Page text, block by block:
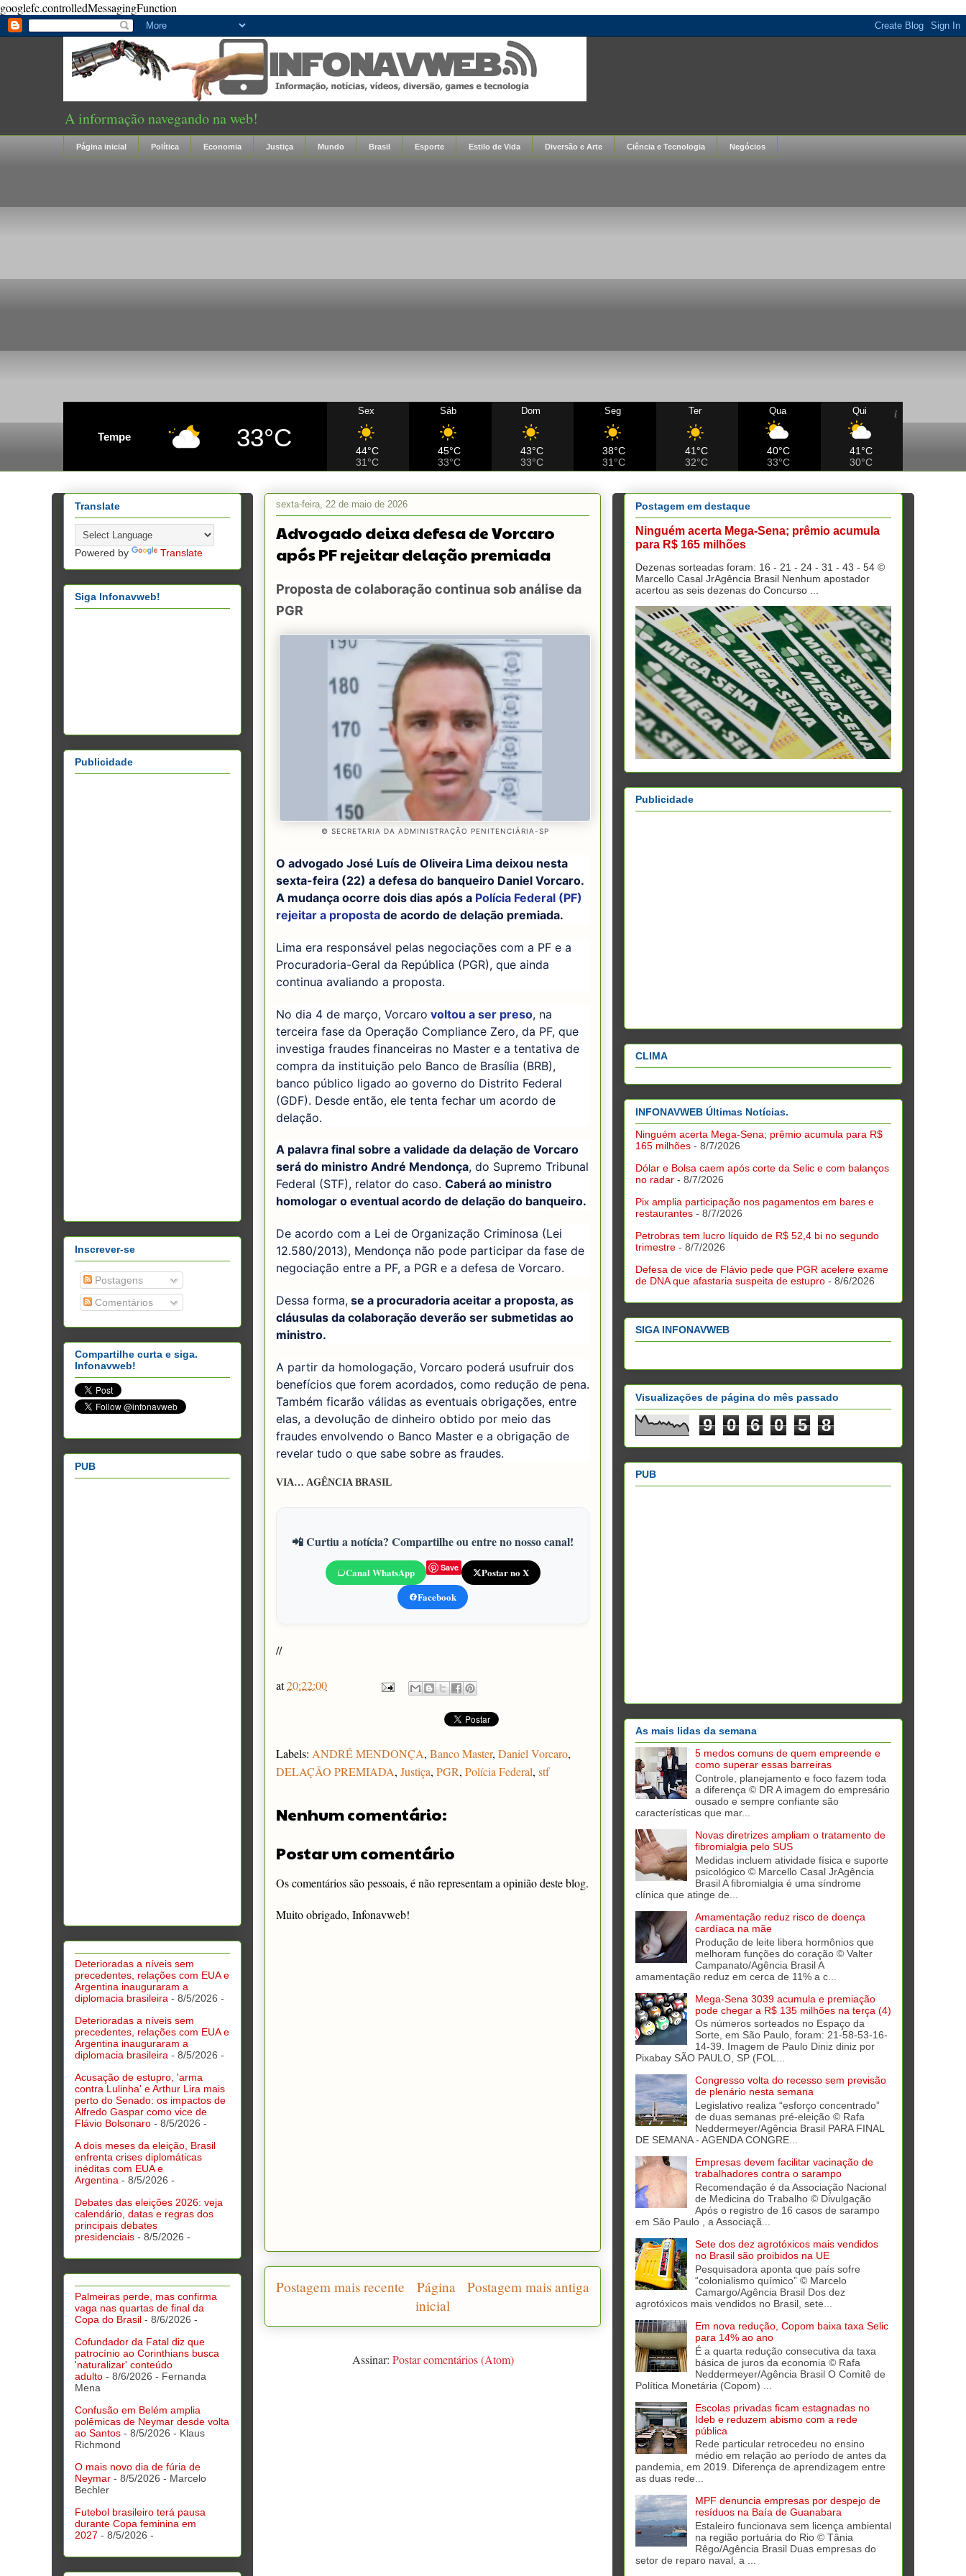
googlefc.controlledMessagingFunction
A informação navegando na web!
Página inicial Política Economia Justiça Mundo Brasil Esporte Estilo de Vida Diversão e Arte Ciência e Tecnologia Negócios
Tempe 33°C
Sex
44°C
31°C
Sáb
45°C
33°C
Dom
43°C
33°C
Seg
38°C
31°C
Ter
41°C
32°C
Qua
40°C
33°C
Qui
41°C
30°C
sexta-feira, 22 de maio de 2026
Advogado deixa defesa de Vorcaro
após PF rejeitar delação premiada
Proposta de colaboração continua sob análise da
PGR
© SECRETARIA DA ADMINISTRAÇÃO PENITENCIÁRIA-SP
O advogado José Luís de Oliveira Lima deixou nesta
sexta-feira (22) a defesa do banqueiro Daniel Vorcaro.
A mudança ocorre dois dias após a Polícia Federal (PF)
rejeitar a proposta de acordo de delação premiada.
Lima era responsável pelas negociações com a PF e a
Procuradoria-Geral da República (PGR), que ainda
continua avaliando a proposta.
No dia 4 de março, Vorcaro voltou a ser preso, na
terceira fase da Operação Compliance Zero, da PF, que
investiga fraudes financeiras no Master e a tentativa de
compra da instituição pelo Banco de Brasília (BRB),
banco público ligado ao governo do Distrito Federal
(GDF). Desde então, ele tenta fechar um acordo de
delação.
A palavra final sobre a validade da delação de Vorcaro
será do ministro André Mendonça, do Supremo Tribunal
Federal (STF), relator do caso. Caberá ao ministro
homologar o eventual acordo de delação do banqueiro.
De acordo com a Lei de Organização Criminosa (Lei
12.580/2013), Mendonça não pode participar da fase de
negociação entre a PF, a PGR e a defesa de Vorcaro.
Dessa forma, se a procuradoria aceitar a proposta, as
cláusulas da colaboração deverão ser submetidas ao
ministro.
A partir da homologação, Vorcaro poderá usufruir dos
benefícios que forem acordados, como redução de pena.
Também ficarão válidas as eventuais obrigações, entre
elas, a devolução de dinheiro obtido por meio das
fraudes envolvendo o Banco Master e a obrigação de
revelar tudo o que sabe sobre as fraudes.
VIA… AGÊNCIA BRASIL
📲 Curtiu a notícia? Compartilhe ou entre no nosso canal!
Canal WhatsApp Save
Postar no X
Facebook
//
at20:22:00
Labels: ANDRÉ MENDONÇA, Banco Master, Daniel Vorcaro,
DELAÇÃO PREMIADA, Justiça, PGR, Polícia Federal, stf
Nenhum comentário:
Postar um comentário
Os comentários são pessoais, é não representam a opinião deste blog.
Muito obrigado, Infonavweb!
Postagem mais recente Postagem mais antiga
Página
inicial
Assinar: Postar comentários (Atom)
Translate
Powered by Translate
Siga Infonavweb!
Publicidade
Inscrever-se
Postagens
Comentários
Compartilhe curta e siga.
Infonavweb!
PUB
Deterioradas a níveis sem
precedentes, relações com EUA e
Argentina inauguraram a
diplomacia brasileira - 8/5/2026 -
Deterioradas a níveis sem
precedentes, relações com EUA e
Argentina inauguraram a
diplomacia brasileira - 8/5/2026 -
Acusação de estupro, 'arma
contra Lulinha' e Arthur Lira mais
perto do Senado: os impactos de
Alfredo Gaspar como vice de
Flávio Bolsonaro - 8/5/2026 -
A dois meses da eleição, Brasil
enfrenta crises diplomáticas
inéditas com EUA e
Argentina - 8/5/2026 -
Debates das eleições 2026: veja
calendário, datas e regras dos
principais debates
presidenciais - 8/5/2026 -
Palmeiras perde, mas confirma
vaga nas quartas de final da
Copa do Brasil - 8/6/2026 -
Cofundador da Fatal diz que
patrocínio ao Corinthians busca
'naturalizar' conteúdo
adulto - 8/6/2026 - Fernanda
Mena
Confusão em Belém amplia
polêmicas de Neymar desde volta
ao Santos - 8/5/2026 - Klaus
Richmond
O mais novo dia de fúria de
Neymar - 8/5/2026 - Marcelo
Bechler
Futebol brasileiro terá pausa
durante Copa feminina em
2027 - 8/5/2026 -
Postagem em destaque
Ninguém acerta Mega-Sena; prêmio acumula
para R$ 165 milhões
Dezenas sorteadas foram: 16 - 21 - 24 - 31 - 43 - 54 ©
Marcello Casal JrAgência Brasil Nenhum apostador
acertou as seis dezenas do Concurso ...
Publicidade
CLIMA
INFONAVWEB Últimas Notícias.
Ninguém acerta Mega-Sena; prêmio acumula para R$
165 milhões - 8/7/2026
Dólar e Bolsa caem após corte da Selic e com balanços
no radar - 8/7/2026
Pix amplia participação nos pagamentos em bares e
restaurantes - 8/7/2026
Petrobras tem lucro líquido de R$ 52,4 bi no segundo
trimestre - 8/7/2026
Defesa de vice de Flávio pede que PGR acelere exame
de DNA que afastaria suspeita de estupro - 8/6/2026
SIGA INFONAVWEB
Visualizações de página do mês passado
9 0 6 0 5 8
PUB
As mais lidas da semana
5 medos comuns de quem empreende e
como superar essas barreiras
Controle, planejamento e foco fazem toda
a diferença © DR A imagem do empresário
ousado e sempre confiante são
características que mar...
Novas diretrizes ampliam o tratamento de
fibromialgia pelo SUS
Medidas incluem atividade física e suporte
psicológico © Marcello Casal JrAgência
Brasil A fibromialgia é uma síndrome
clínica que atinge de...
Amamentação reduz risco de doença
cardíaca na mãe
Produção de leite libera hormônios que
melhoram funções do coração © Valter
Campanato/Agência Brasil A
amamentação reduz em cerca de 11% a c...
Mega-Sena 3039 acumula e premiação
pode chegar a R$ 135 milhões na terça (4)
Os números sorteados no Espaço da
Sorte, em São Paulo, foram: 21-58-53-16-
14-39. Imagem de Paulo Diniz diniz por
Pixabay SÃO PAULO, SP (FOL...
Congresso volta do recesso sem previsão
de plenário nesta semana
Legislativo realiza “esforço concentrado”
de duas semanas pré-eleição © Rafa
Neddermeyer/Agência Brasil PARA FINAL
DE SEMANA - AGENDA CONGRE...
Empresas devem facilitar vacinação de
trabalhadores contra o sarampo
Recomendação é da Associação Nacional
de Medicina do Trabalho © Divulgação
Após o registro de 16 casos de sarampo
em São Paulo , a Associaçã...
Sete dos dez agrotóxicos mais vendidos
no Brasil são proibidos na UE
Pesquisadora aponta que país sofre
“colonialismo químico” © Marcelo
Camargo/Agência Brasil Dos dez
agrotóxicos mais vendidos no Brasil, sete...
Em nova redução, Copom baixa taxa Selic
para 14% ao ano
É a quarta redução consecutiva da taxa
básica de juros da economia © Rafa
Neddermeyer/Agência Brasil O Comitê de
Política Monetária (Copom) ...
Escolas privadas ficam estagnadas no
Ideb e reduzem abismo com a rede
pública
Rede particular retrocedeu no ensino
médio em relação ao período de antes da
pandemia, em 2019. Diferença de aprendizagem entre
as duas rede...
MPF denuncia empresas por despejo de
resíduos na Baía de Guanabara
Estaleiro funcionava sem licença ambiental
na região portuária do Rio © Tânia
Rêgo/Agência Brasil Duas empresas do
setor de reparo naval, a ...